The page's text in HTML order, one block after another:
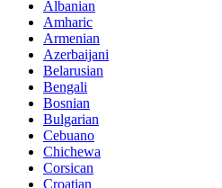
Albanian
Amharic
Armenian
Azerbaijani
Belarusian
Bengali
Bosnian
Bulgarian
Cebuano
Chichewa
Corsican
Croatian